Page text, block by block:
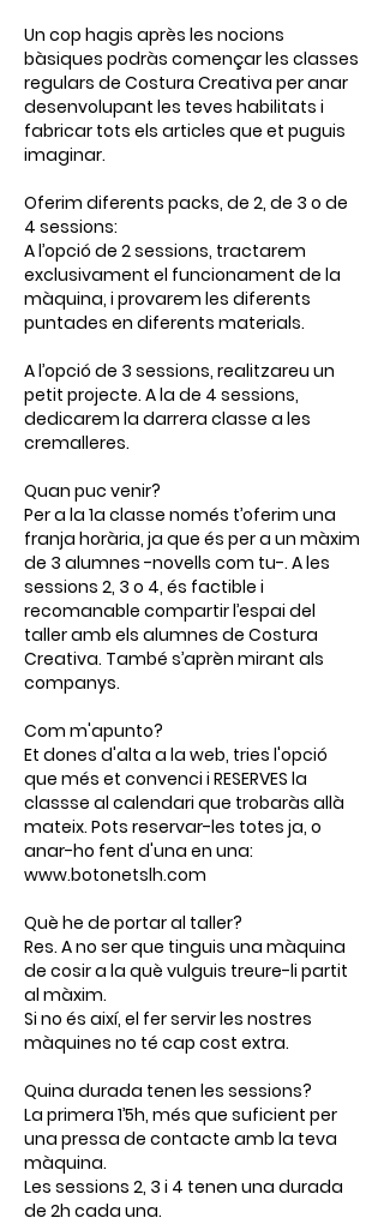
Un cop hagis après les nocions
bàsiques podràs començar les classes
regulars de Costura Creativa per anar
desenvolupant les teves habilitats i
fabricar tots els articles que et puguis
imaginar.
Oferim diferents packs, de 2, de 3 o de
4 sessions:
A l’opció de 2 sessions, tractarem
exclusivament el funcionament de la
màquina, i provarem les diferents
puntades en diferents materials.
A l’opció de 3 sessions, realitzareu un
petit projecte. A la de 4 sessions,
dedicarem la darrera classe a les
cremalleres.
Quan puc venir?
Per a la 1a classe només t’oferim una
franja horària, ja que és per a un màxim
de 3 alumnes -novells com tu-. A les
sessions 2, 3 o 4, és factible i
recomanable compartir l’espai del
taller amb els alumnes de Costura
Creativa. També s’aprèn mirant als
companys.
Com m'apunto?
Et dones d'alta a la web, tries l'opció
que més et convenci i RESERVES la
classse al calendari que trobaràs allà
mateix. Pots reservar-les totes ja, o
anar-ho fent d'una en una:
www.botonetslh.com
Què he de portar al taller?
Res. A no ser que tinguis una màquina
de cosir a la què vulguis treure-li partit
al màxim.
Si no és així, el fer servir les nostres
màquines no té cap cost extra.
Quina durada tenen les sessions?
La primera 1’5h, més que suficient per
una pressa de contacte amb la teva
màquina.
Les sessions 2, 3 i 4 tenen una durada
de 2h cada una.